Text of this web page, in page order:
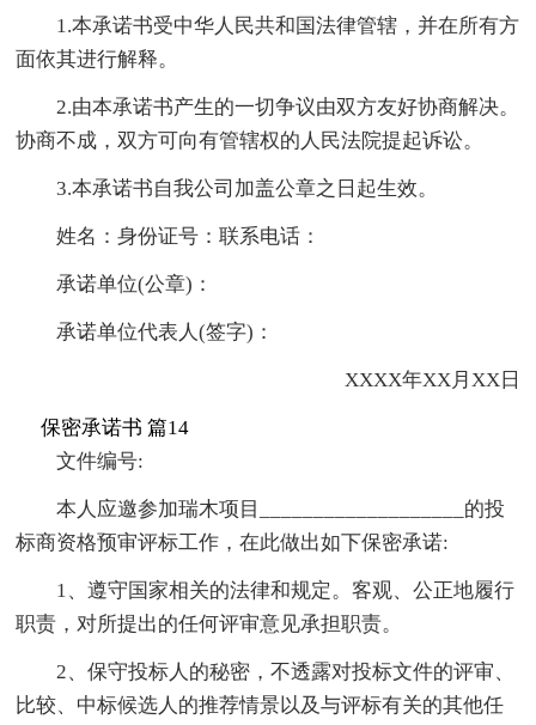
1.本承诺书受中华人民共和国法律管辖，并在所有方
面依其进行解释。
2.由本承诺书产生的一切争议由双方友好协商解决。
协商不成，双方可向有管辖权的人民法院提起诉讼。
3.本承诺书自我公司加盖公章之日起生效。
姓名：身份证号：联系电话：
承诺单位(公章)：
承诺单位代表人(签字)：
XXXX年XX月XX日
保密承诺书 篇14
文件编号:
本人应邀参加瑞木项目___________________的投
标商资格预审评标工作，在此做出如下保密承诺:
1、遵守国家相关的法律和规定。客观、公正地履行
职责，对所提出的任何评审意见承担职责。
2、保守投标人的秘密，不透露对投标文件的评审、
比较、中标候选人的推荐情景以及与评标有关的其他任